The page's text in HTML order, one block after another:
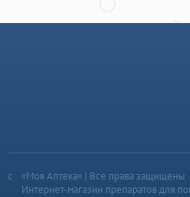
«Моя Аптека» | Все права защищены
Интернет-магазин препаратов для